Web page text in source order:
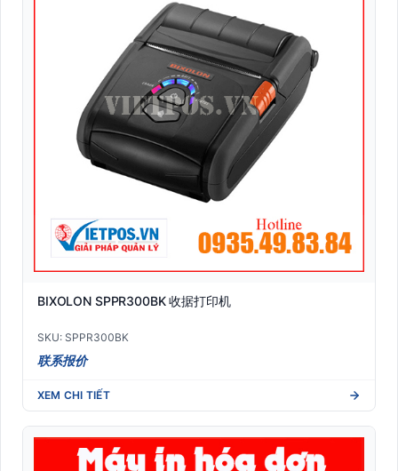
BIXOLON SPPR300BK 收据打印机
SKU: SPPR300BK
联系报价
XEM CHI TIẾT